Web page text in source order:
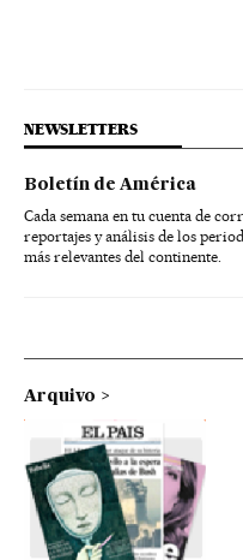
NEWSLETTERS
Boletín de América
Cada semana en tu cuenta de
reportajes y análisis de los
más relevantes del continente.
Arquivo